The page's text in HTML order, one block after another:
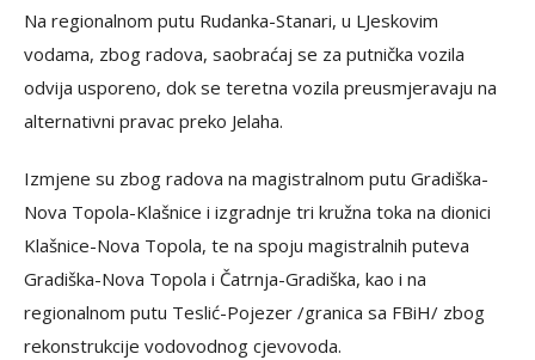
Na regionalnom putu Rudanka-Stanari, u LJeskovim
vodama, zbog radova, saobraćaj se za putnička vozila
odvija usporeno, dok se teretna vozila preusmjeravaju na
alternativni pravac preko Jelaha.
Izmjene su zbog radova na magistralnom putu Gradiška-
Nova Topola-Klašnice i izgradnje tri kružna toka na dionici
Klašnice-Nova Topola, te na spoju magistralnih puteva
Gradiška-Nova Topola i Čatrnja-Gradiška, kao i na
regionalnom putu Teslić-Pojezer /granica sa FBiH/ zbog
rekonstrukcije vodovodnog cjevovoda.